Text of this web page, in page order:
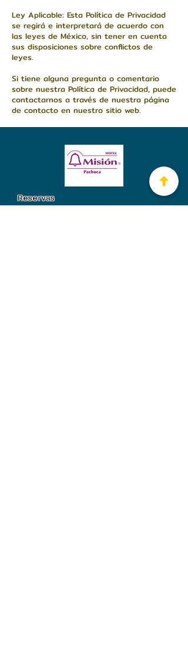
Ley Aplicable: Esta Política de Privacidad
se regirá e interpretará de acuerdo con
las leyes de México, sin tener en cuenta
sus disposiciones sobre conflictos de
leyes.
Si tiene alguna pregunta o comentario
sobre nuestra Política de Privacidad, puede
contactarnos a través de nuestra página
de contacto en nuestro sitio web.
Reservas